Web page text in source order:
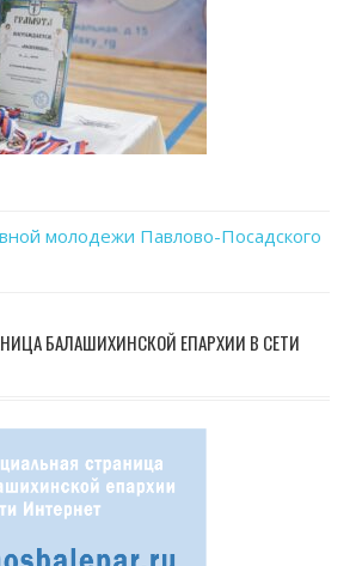
молодежи Павлово-Посадского
БАЛАШИХИНСКОЙ ЕПАРХИИ В СЕТИ